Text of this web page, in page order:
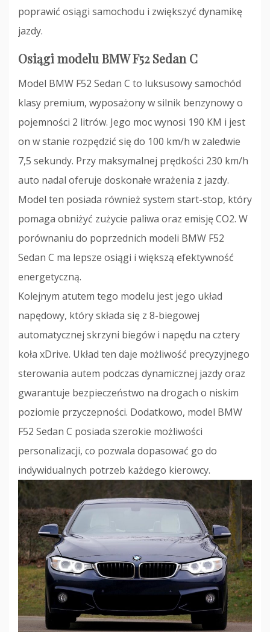
poprawić osiągi samochodu i zwiększyć dynamikę
jazdy.
Osiągi modelu BMW F52 Sedan C
Model BMW F52 Sedan C to luksusowy samochód
klasy premium, wyposażony w silnik benzynowy o
pojemności 2 litrów. Jego moc wynosi 190 KM i jest
on w stanie rozpędzić się do 100 km/h w zaledwie
7,5 sekundy. Przy maksymalnej prędkości 230 km/h
auto nadal oferuje doskonałe wrażenia z jazdy.
Model ten posiada również system start-stop, który
pomaga obniżyć zużycie paliwa oraz emisję CO2. W
porównaniu do poprzednich modeli BMW F52
Sedan C ma lepsze osiągi i większą efektywność
energetyczną.
Kolejnym atutem tego modelu jest jego układ
napędowy, który składa się z 8-biegowej
automatycznej skrzyni biegów i napędu na cztery
koła xDrive. Układ ten daje możliwość precyzyjnego
sterowania autem podczas dynamicznej jazdy oraz
gwarantuje bezpieczeństwo na drogach o niskim
poziomie przyczepności. Dodatkowo, model BMW
F52 Sedan C posiada szerokie możliwości
personalizacji, co pozwala dopasować go do
indywidualnych potrzeb każdego kierowcy.